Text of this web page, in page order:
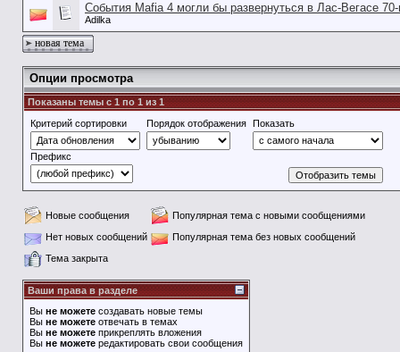
События Mafia 4 могли бы развернуться в Лас-Вегасе
Adilka
новая тема
Опции просмотра
Показаны темы с 1 по 1 из 1
Критерий сортировки
Порядок отображения Показать
Префикс
Новые сообщения
Популярная тема с новыми сообщениями
Нет новых сообщений
Популярная тема без новых сообщений
Тема закрыта
Ваши права в разделе
Вы не можете создавать новые темы
Вы не можете отвечать в темах
Вы не можете прикреплять вложения
Вы не можете редактировать свои сообщения